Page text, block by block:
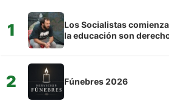
1
Los Socialistas
la educación son
2 Fúnebres 2026